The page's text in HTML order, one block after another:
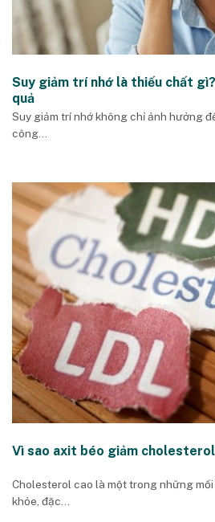
Suy giảm trí nhớ là thiếu chất
quả
Suy giảm trí nhớ không chỉ ảnh hưởng
công...
Vì sao axit béo giảm
Cholesterol cao là một trong những
khỏe, đặc...